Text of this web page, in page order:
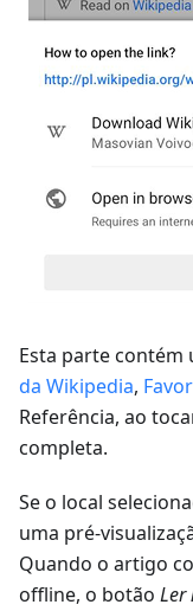
Esta parte contém
da Wikipedia,
Referência, ao
completa.
Se o local
uma pré-
Quando o artigo
offline, o botão Ler